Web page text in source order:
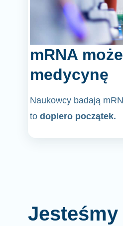
mRNA
medycynę
Naukowcy badają
to dopiero początek.
Jesteśmy